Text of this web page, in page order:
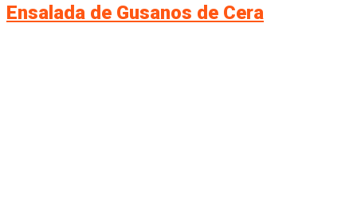
Ensalada de Gusanos de Cera